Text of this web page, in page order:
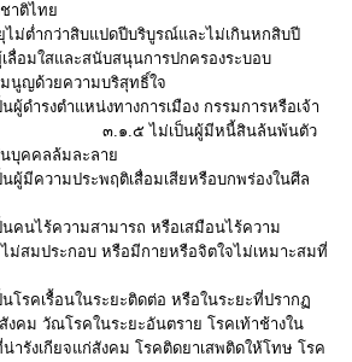
ไทย
าสิบแปดปีบริบูรณ์และไม่เกินหกสิบปี
ละสนับสนุนการปกครองระบอบ
นูญด้วยความบริสุทธิ์ใจ
ำแหน่งทางการเมือง กรรมการหรือเจ้า
อง ๓.๑.๕ ไม่เป็นผู้มีหนี้สินล้นพ้นตัว
ลล้มละลาย
ประพฤติเสื่อมเสียหรือบกพร่องในศีล
วามสามารถ หรือเสมือนไร้ความ
ม่สมประกอบ หรือมีกายหรือจิตใจไม่เหมาะสมที่
นในระยะติดต่อ หรือในระยะที่ปรากฏ
งคม วัณโรคในระยะอันตราย โรคเท้าช้างใน
ารังเกียจแก่สังคม โรคติดยาเสพติดให้โทษ โรค